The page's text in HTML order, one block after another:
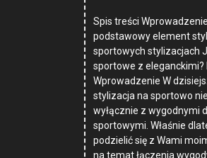
Spis treści
podstawowy element
sportowych stylizacjach
sportowe z
Wprowadzenie W
stylizacja na sportowo
wyłącznie z wygodnymi
sportowymi. Właśnie
podzielić się z Wami
na temat łączenia